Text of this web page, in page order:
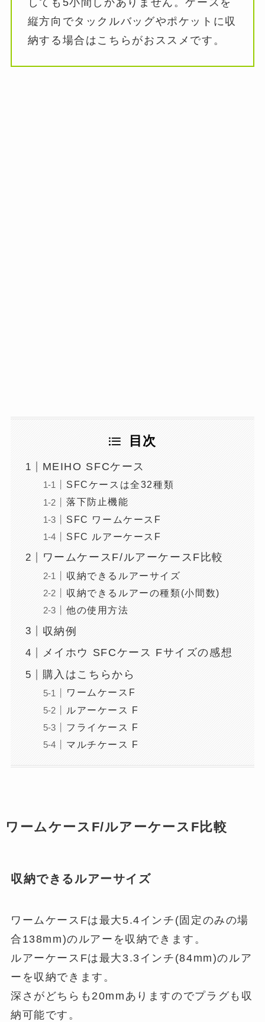
しても5小間しかありません。ケースを
縦方向でタックルバッグやポケットに収
納する場合はこちらがおススメです。
目次
MEIHO SFCケース
SFCケースは全32種類
落下防止機能
SFC ワームケースF
SFC ルアーケースF
ワームケースF/ルアーケースF比較
収納できるルアーサイズ
収納できるルアーの種類(小間数)
他の使用方法
収納例
メイホウ SFCケース Fサイズの感想
購入はこちらから
ワームケースF
ルアーケース F
フライケース F
マルチケース F
ワームケースF/ルアーケースF比較
収納できるルアーサイズ
ワームケースFは最大5.4インチ(固定のみの場
合138mm)のルアーを収納できます。
ルアーケースFは最大3.3インチ(84mm)のルア
ーを収納できます。
深さがどちらも20mmありますのでプラグも収
納可能です。